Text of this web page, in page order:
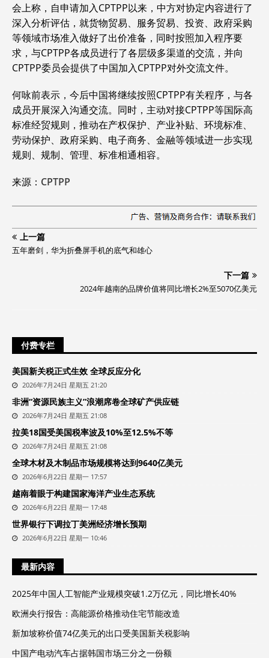
会上称，自申请加入CPTPP以来，中方对协定内容进行了
深入分析评估，就货物贸易、服务贸易、投资、政府采购
等领域市场准入做好了出价准备，同时按照加入程序要
求，与CPTPP各成员进行了各层级多渠道的交流，并向
CPTPP委员会提供了中国加入CPTPP对外交流文件。
何咏前表示，今后中国将继续按照CPTPP有关程序，与各
成员开展深入沟通交流。同时，主动对接CPTPP等国际高
标准经贸规则，推动在产权保护、产业补贴、环境标准、
劳动保护、政府采购、电子商务、金融等领域进一步实现
规则、规制、管理、标准相通相容。
来源： CPTPP
上一篇
五年磨剑，华为折叠屏手机的底气和雄心
下一篇
2024年越南的品牌价值将同比增长2%至5070亿美元
付费专栏
美国新关税正式生效 全球反应分化
2026年7月24日 星期五 21:20
非洲“资源民族主义”浪潮席卷全球矿产供应链
2026年7月24日 星期五 21:08
拉美18国受美国税率波及10%至12.5%不等
2026年7月24日 星期五 21:08
全球木材及木制品市场规模将达到9640亿美元
2026年6月22日 星期一 17:57
越南着眼于构建国家海洋产业生态系统
2026年6月22日 星期一 17:48
世界银行下调拉丁美洲经济增长预期
2026年6月22日 星期一 10:46
最新内容
2025年中国人工智能产业规模突破1.2万亿元，同比增长40%
欧洲央行报告：高能源价格推动住宅节能改造
新加坡称价值74亿美元的出口受美国新关税影响
中国产电动汽车占据韩国市场三分之一份额